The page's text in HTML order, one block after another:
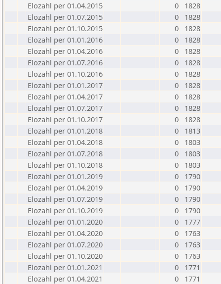
Elozahl per 01.04.2015
0
1828
Elozahl per 01.07.2015
0
1828
Elozahl per 01.10.2015
0
1828
Elozahl per 01.01.2016
0
1828
Elozahl per 01.04.2016
0
1828
Elozahl per 01.07.2016
0
1828
Elozahl per 01.10.2016
0
1828
Elozahl per 01.01.2017
0
1828
Elozahl per 01.04.2017
0
1828
Elozahl per 01.07.2017
0
1828
Elozahl per 01.10.2017
0
1828
Elozahl per 01.01.2018
0
1813
Elozahl per 01.04.2018
0
1803
Elozahl per 01.07.2018
0
1803
Elozahl per 01.10.2018
0
1803
Elozahl per 01.01.2019
0
1790
Elozahl per 01.04.2019
0
1790
Elozahl per 01.07.2019
0
1790
Elozahl per 01.10.2019
0
1790
Elozahl per 01.01.2020
0
1777
Elozahl per 01.04.2020
0
1763
Elozahl per 01.07.2020
0
1763
Elozahl per 01.10.2020
0
1763
Elozahl per 01.01.2021
0
1771
Elozahl per 01.04.2021
0
1771